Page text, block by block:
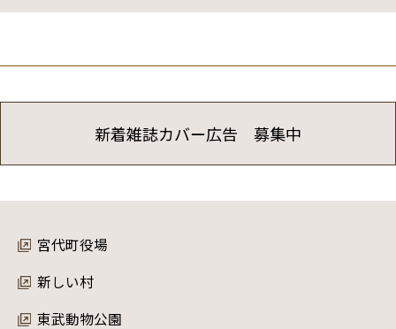
新着雑誌カバー広告 募集中
宮代町役場
新しい村
東武動物公園